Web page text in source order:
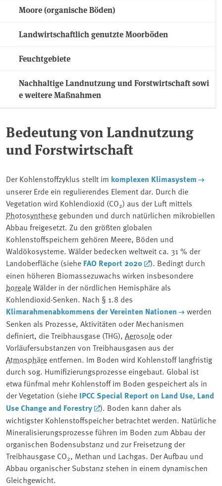
Moore (organische Böden)
Landwirtschaftlich genutzte Moorböden
Feuchtgebiete
Nachhaltige Landnutzung und Forstwirtschaft sowi
e weitere Maßnahmen
Bedeutung von Landnutzung
und Forstwirtschaft
Der Kohlenstoffzyklus stellt im komplexen Klimasystem
unserer Erde ein regulierendes Element dar. Durch die
Vegetation wird Kohlendioxid (CO2) aus der Luft mittels
Photosynthese gebunden und durch natürlichen mikrobiellen
Abbau freigesetzt. Zu den größten globalen
Kohlenstoffspeichern gehören Meere, Böden und
Waldökosysteme. Wälder bedecken weltweit ca. 31 % der
Landoberfläche (siehe FAO Report 2020
). Bedingt durch
einen höheren Biomassezuwachs wirken insbesondere
borealeWälder in der nördlichen Hemisphäre als
Kohlendioxid-Senken. Nach § 1.8 des
Klimarahmenabkommens der Vereinten Nationen
werden
Senken als Prozesse, Aktivitäten oder Mechanismen
definiert, die Treibhausgase (THG), Aerosole oder
Vorläufersubstanzen von Treibhausgasen aus der
Atmosphäre entfernen. Im Boden wird Kohlenstoff langfristig
durch sog. Humifizierungsprozesse eingebaut. Global ist
etwa fünfmal mehr Kohlenstoff im Boden gespeichert als in
der Vegetation (siehe IPCC Special Report on Land Use, Land
Use Change and Forestry
). Boden kann daher als
wichtigster Kohlenstoffspeicher betrachtet werden. Natürliche
Mineralisierungsprozesse führen im Boden zum Abbau der
organischen Bodensubstanz und zur Freisetzung der
Treibhausgase CO2, Methan und Lachgas. Der Aufbau und
Abbau organischer Substanz stehen in einem dynamischen
Gleichgewicht.